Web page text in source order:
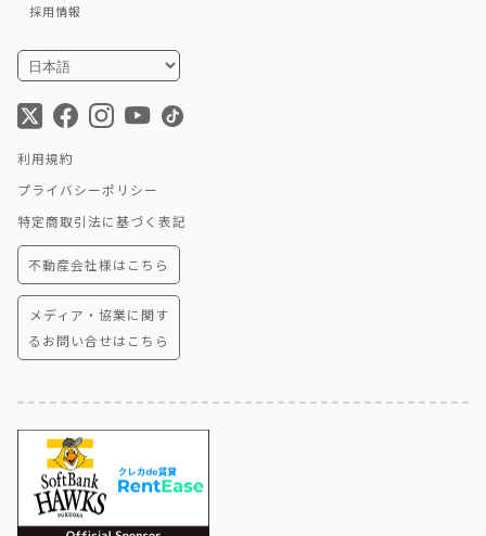
採用情報
利用規約
プライバシーポリシー
特定商取引法に基づく表記
不動産会社様はこちら
メディア・協業に関す
るお問い合せはこちら